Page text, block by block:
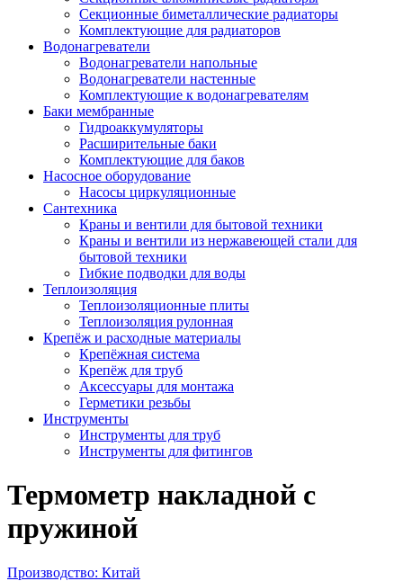
Секционные биметаллические радиаторы
Комплектующие для радиаторов
Водонагреватели
Водонагреватели напольные
Водонагреватели настенные
Комплектующие к водонагревателям
Баки мембранные
Гидроаккумуляторы
Расширительные баки
Комплектующие для баков
Насосное оборудование
Насосы циркуляционные
Сантехника
Краны и вентили для бытовой техники
Краны и вентили из нержавеющей стали для
бытовой техники
Гибкие подводки для воды
Теплоизоляция
Теплоизоляционные плиты
Теплоизоляция рулонная
Крепёж и расходные материалы
Крепёжная система
Крепёж для труб
Аксессуары для монтажа
Герметики резьбы
Инструменты
Инструменты для труб
Инструменты для фитингов
Термометр накладной с
пружиной
Производство: Китай